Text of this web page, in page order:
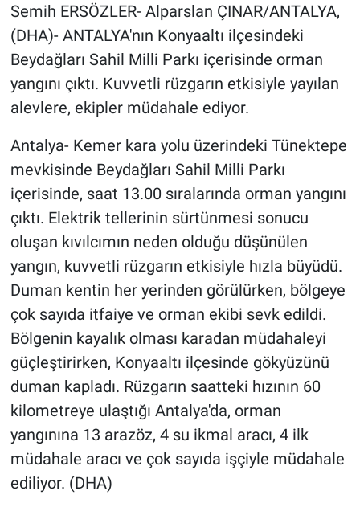
Semih ERSÖZLER- Alparslan ÇINAR/ANTALYA,
(DHA)- ANTALYA'nın Konyaaltı ilçesindeki
Beydağları Sahil Milli Parkı içerisinde orman
yangını çıktı. Kuvvetli rüzgarın etkisiyle yayılan
alevlere, ekipler müdahale ediyor.
Antalya- Kemer kara yolu üzerindeki Tünektepe
mevkisinde Beydağları Sahil Milli Parkı
içerisinde, saat 13.00 sıralarında orman yangını
çıktı. Elektrik tellerinin sürtünmesi sonucu
oluşan kıvılcımın neden olduğu düşünülen
yangın, kuvvetli rüzgarın etkisiyle hızla büyüdü.
Duman kentin her yerinden görülürken, bölgeye
çok sayıda itfaiye ve orman ekibi sevk edildi.
Bölgenin kayalık olması karadan müdahaleyi
güçleştirirken, Konyaaltı ilçesinde gökyüzünü
duman kapladı. Rüzgarın saatteki hızının 60
kilometreye ulaştığı Antalya'da, orman
yangınına 13 arazöz, 4 su ikmal aracı, 4 ilk
müdahale aracı ve çok sayıda işçiyle müdahale
ediliyor. (DHA)